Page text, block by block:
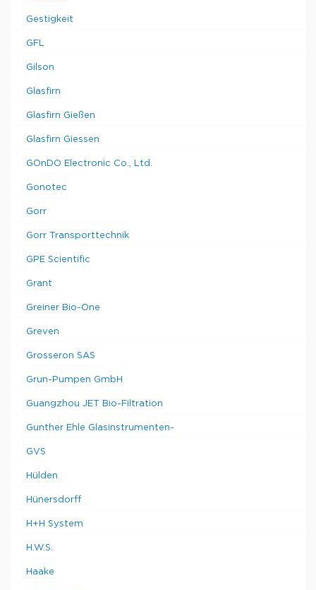
Gestigkeit
GFL
Gilson
Glasfirn
Glasfirn Gießen
Glasfirn Giessen
GOnDO Electronic Co., Ltd.
Gonotec
Gorr
Gorr Transporttechnik
GPE Scientific
Grant
Greiner Bio-One
Greven
Grosseron SAS
Grun-Pumpen GmbH
Guangzhou JET Bio-Filtration
Gunther Ehle Glasinstrumenten-
GVS
Hülden
Hünersdorff
H+H System
H.W.S.
Haake